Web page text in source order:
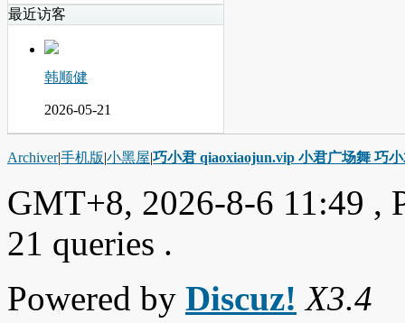
最近访客
韩顺健
2026-05-21
Archiver|手机版|小黑屋|巧小君 qiaoxiaojun.vip 小君广场舞 巧
GMT+8, 2026-8-6 11:49 ,
21 queries .
Powered by Discuz! X3.4